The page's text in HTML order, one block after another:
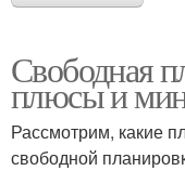
Свободная
плюсы и
Рассмотрим, какие
свободной